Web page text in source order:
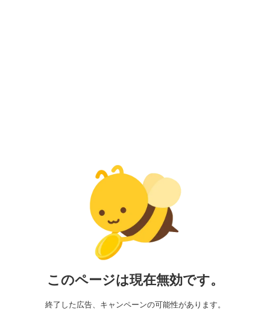
このページは現在無効です。
終了した広告、キャンペーンの可能性があります。